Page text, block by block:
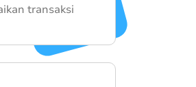
transaksi